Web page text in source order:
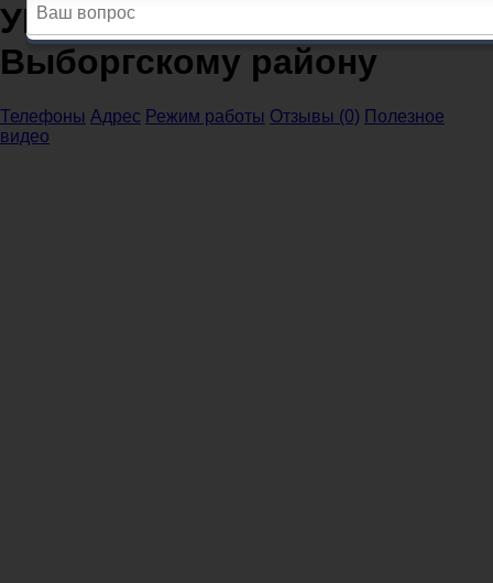
УМВД России по
Выборгскому району
Телефоны Адрес Режим работы Отзывы (0) Полезное
видео